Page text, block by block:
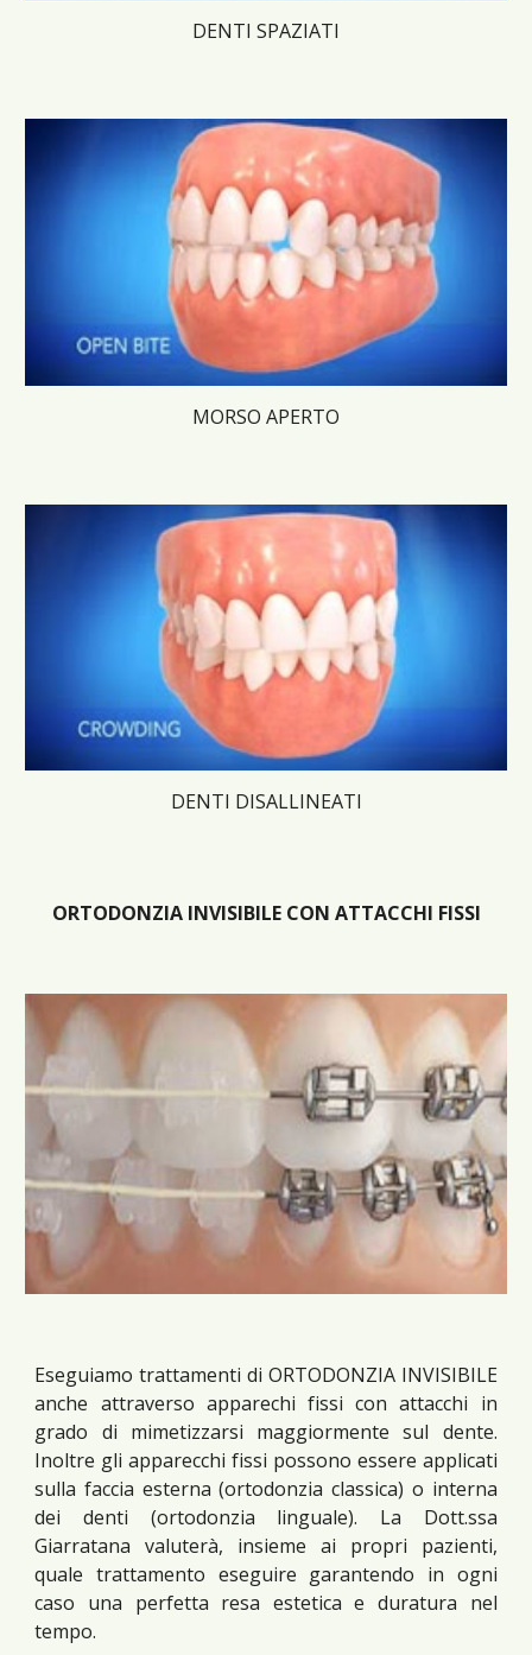
DENTI SPAZIATI
MORSO APERTO
DENTI DISALLINEATI
ORTODONZIA INVISIBILE CON ATTACCHI FISSI
Eseguiamo trattamenti di ORTODONZIA INVISIBILE
anche attraverso apparechi fissi con attacchi in
grado di mimetizzarsi maggiormente sul dente.
Inoltre gli apparecchi fissi possono essere applicati
sulla faccia esterna (ortodonzia classica) o interna
dei denti (ortodonzia linguale). La Dott.ssa
Giarratana valuterà, insieme ai propri pazienti,
quale trattamento eseguire garantendo in ogni
caso una perfetta resa estetica e duratura nel
tempo.